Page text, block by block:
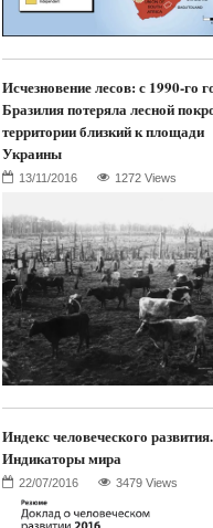
Исчезновение лесов: с 1990-го
Бразилия потеряла лесной
территории близкий к площади
Украины
1272 Views
Индекс человеческого развития.
Индикаторы мира
3479 Views